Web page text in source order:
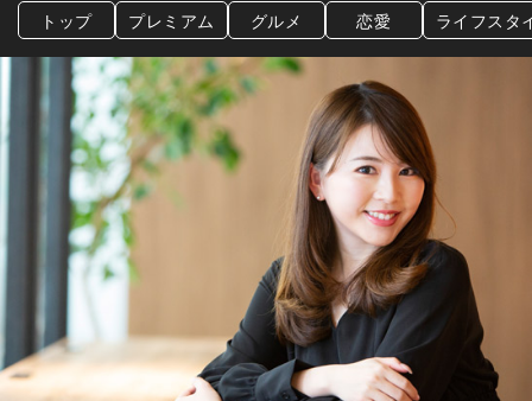
トップ プレミアム グルメ 恋愛 ライフスタ